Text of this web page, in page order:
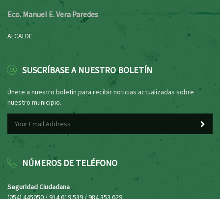
Eco. Manuel E. Vera Paredes
ALCALDE
SUSCRÍBASE A NUESTRO BOLETÍN
Únete a nuestro boletín para recibir noticias actualizadas sobre
nuestro municipio.
NÚMEROS DE TELÉFONO
Seguridad Ciudadana
(054) 445050 / 914 619 539 / 984 353 629